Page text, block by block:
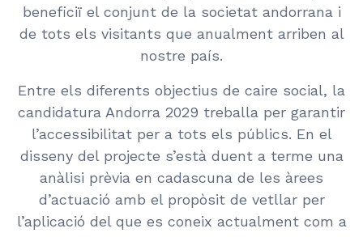
beneficiï el conjunt de la societat andorrana i
de tots els visitants que anualment arriben al
nostre país.
Entre els diferents objectius de caire social, la
candidatura Andorra 2029 treballa per garantir
l’accessibilitat per a tots els públics. En el
disseny del projecte s’està duent a terme una
anàlisi prèvia en cadascuna de les àrees
d’actuació amb el propòsit de vetllar per
l’aplicació del que es coneix actualment com a